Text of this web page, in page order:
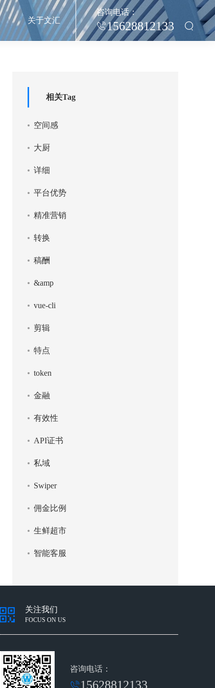
关于文汇
咨询电话：
15628812133
相关Tag
空间感
大厨
详细
平台优势
精准营销
转换
稿酬
&amp
vue-cli
剪辑
特点
token
金融
有效性
API证书
私域
Swiper
佣金比例
生鲜超市
智能客服
关注我们
FOCUS ON US
咨询电话：
15628812133